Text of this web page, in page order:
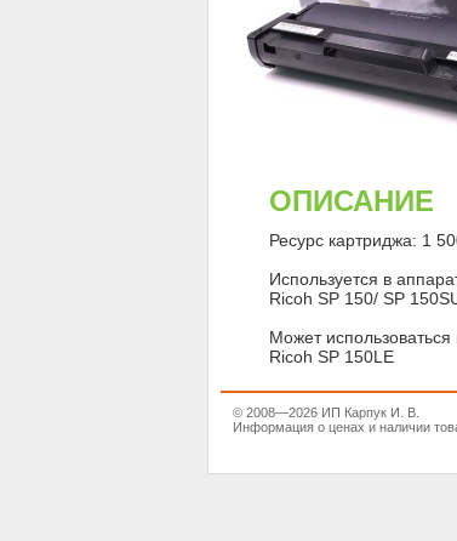
ОПИСАНИЕ
Ресурс картриджа: 1
Используется в
Ricoh SP 150/ SP
Может
Ricoh SP 150LE
© 2008—2026 ИП Карпук И. В.
Информация о ценах и наличии